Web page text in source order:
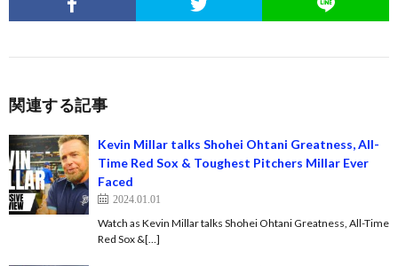
関連する記事
Kevin Millar talks Shohei Ohtani Greatness, All-
Time Red Sox & Toughest Pitchers Millar Ever
Faced
2024.01.01
Watch as Kevin Millar talks Shohei Ohtani Greatness, All-Time
Red Sox &[…]